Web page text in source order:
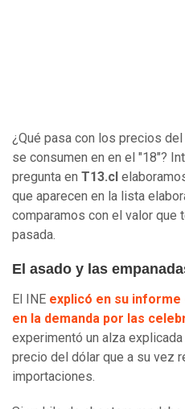
¿Qué pasa con los precios
se consumen en en el "18"?
pregunta en T13.cl
que aparecen en la lista
comparamos con el valor que
pasada.
El asado y las
El INE explicó en su informe
en la demanda por las
experimentó un alza
precio del dólar que a su vez
importaciones.